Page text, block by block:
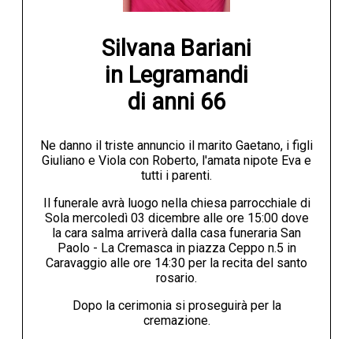
Silvana Bariani
in Legramandi
di anni 66
Ne danno il triste annuncio il marito Gaetano, i figli
Giuliano e Viola con Roberto, l'amata nipote Eva e
tutti i parenti.
Il funerale avrà luogo nella chiesa parrocchiale di
Sola mercoledì 03 dicembre alle ore 15:00 dove
la cara salma arriverà dalla casa funeraria San
Paolo - La Cremasca in piazza Ceppo n.5 in
Caravaggio alle ore 14:30 per la recita del santo
rosario.
Dopo la cerimonia si proseguirà per la
cremazione.